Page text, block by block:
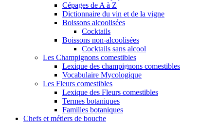
Cépages de A à Z
Dictionnaire du vin et de la vigne
Boissons alcoolisées
Cocktails
Boissons non-alcoolisées
Cocktails sans alcool
Les Champignons comestibles
Lexique des champignons comestibles
Vocabulaire Mycologique
Les Fleurs comestibles
Lexique des Fleurs comestibles
Termes botaniques
Familles botaniques
Chefs et métiers de bouche